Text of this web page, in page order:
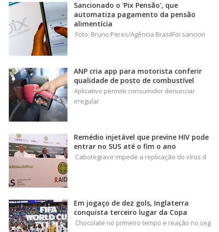
Sancionado o 'Pix Pensão', que
automatiza pagamento da pensão
alimentícia
Foto: Bruno Peres/Agência BrasilFoi sancion
ANP cria app para motorista conferir
qualidade de posto de combustível
Aplicativo permite consumidor denunciar
irregular
Remédio injetável que previne HIV pode
entrar no SUS até o fim o ano
Cabotegravir impede a replicação do vírus d
Em jogaço de dez gols, Inglaterra
conquista terceiro lugar da Copa
Chocolate no primeiro tempo e reação no seg